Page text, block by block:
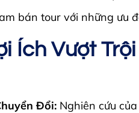
bán tour với những ưu
Ích Vượt
Đổi: Nghiên cứu